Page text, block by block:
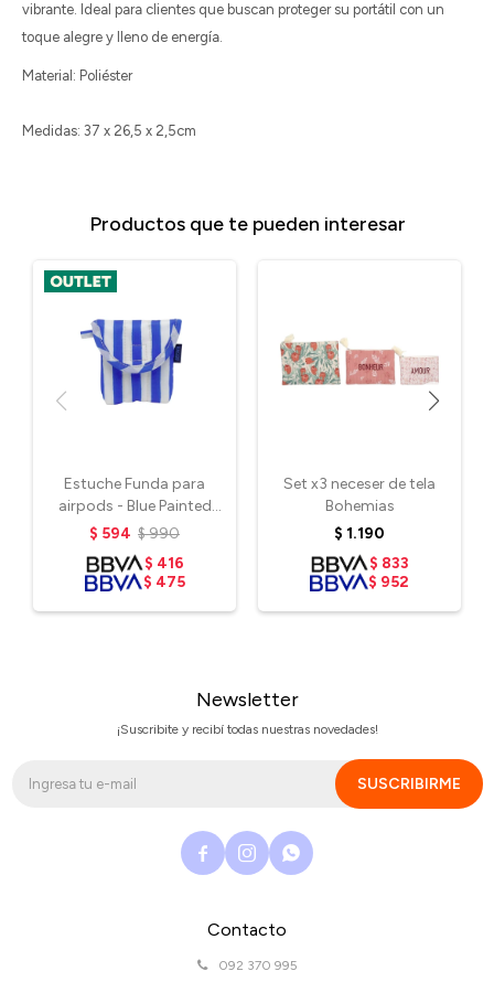
vibrante. Ideal para clientes que buscan proteger su portátil con un
toque alegre y lleno de energía.
Material: Poliéster
Medidas: 37 x 26,5 x 2,5cm
Productos que te pueden interesar
Estuche Funda para
airpods - Blue Painted
Stripe
$ 594 $990
$ 416
$ 475
Set x3 neceser de tela
Bohemias
$ 1.190
$ 833
$ 952
Contacto
092 370 995
Newsletter
¡Suscribite y recibí todas nuestras novedades!
SUSCRIBIRME
  